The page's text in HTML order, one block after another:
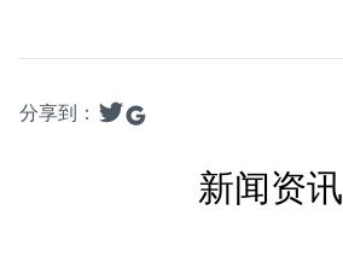
分享到：
新闻资讯